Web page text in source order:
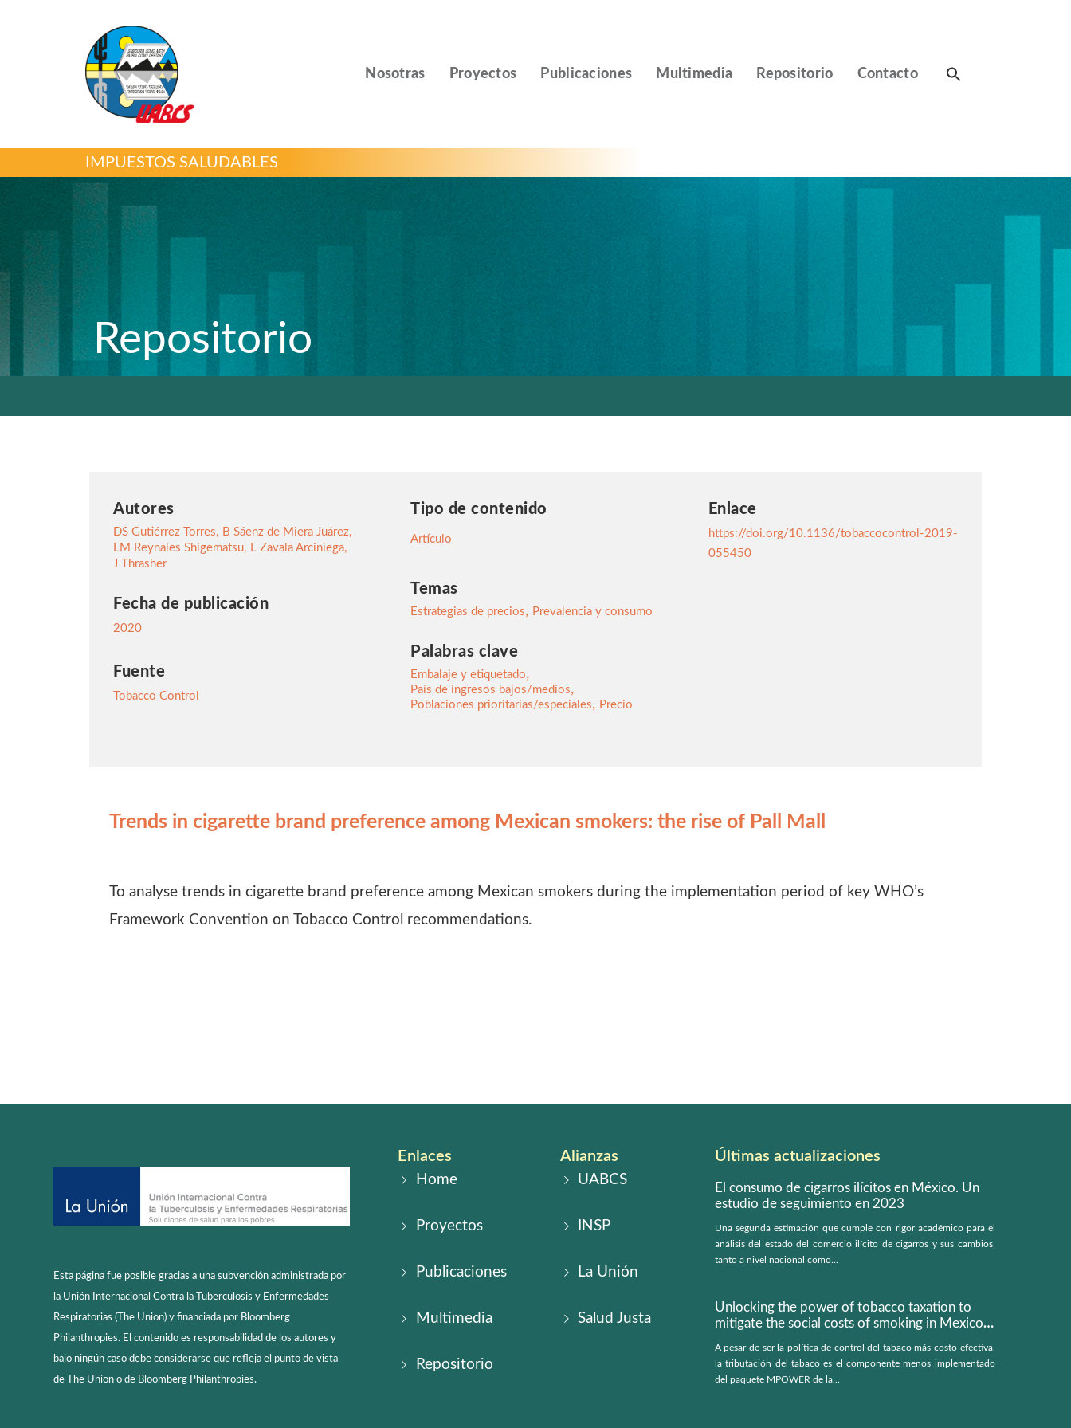
Nosotras Proyectos Publicaciones Multimedia Repositorio Contacto
IMPUESTOS SALUDABLES
Repositorio
Autores
DS Gutiérrez Torres, B Sáenz de Miera Juárez,
LM Reynales Shigematsu, L Zavala Arciniega,
J Thrasher
Fecha de publicación
2020
Fuente
Tobacco Control
Tipo de contenido
Artículo
Temas
Estrategias de precios, Prevalencia y consumo
Palabras clave
Embalaje y etiquetado,
País de ingresos bajos/medios,
Poblaciones prioritarias/especiales, Precio
Enlace
https://doi.org/10.1136/tobaccocontrol-2019-
055450
Trends in cigarette brand preference among Mexican smokers: the rise of Pall Mall
To analyse trends in cigarette brand preference among Mexican smokers during the implementation period of key WHO’s
Framework Convention on Tobacco Control recommendations.
Esta página fue posible gracias a una subvención administrada por
la Unión Internacional Contra la Tuberculosis y Enfermedades
Respiratorias (The Union) y financiada por Bloomberg
Philanthropies. El contenido es responsabilidad de los autores y
bajo ningún caso debe considerarse que refleja el punto de vista
de The Union o de Bloomberg Philanthropies.
Enlaces
Home
Proyectos
Publicaciones
Multimedia
Repositorio
Alianzas
UABCS
INSP
La Unión
Salud Justa
Últimas actualizaciones
El consumo de cigarros ilícitos en México. Un
estudio de seguimiento en 2023
Una segunda estimación que cumple con rigor académico para el
análisis del estado del comercio ilícito de cigarros y sus cambios,
tanto a nivel nacional como...
Unlocking the power of tobacco taxation to
mitigate the social costs of smoking in Mexico:
A pesar de ser la política de control del tabaco más costo-efectiva,
la tributación del tabaco es el componente menos implementado
del paquete MPOWER de la...